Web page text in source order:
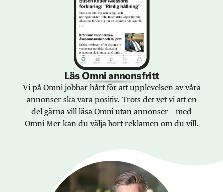
Läs Omni annonsfritt
Vi på Omni jobbar hårt för att upplevelsen av våra
annonser ska vara positiv. Trots det vet vi att en
del gärna vill läsa Omni utan annonser – med
Omni Mer kan du välja bort reklamen om du vill.